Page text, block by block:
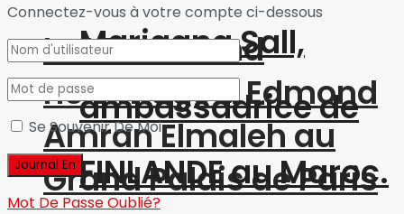
Le Maroc rend
hommage à Edmond
Amran Elmaleh au
Grand Palais de Paris
Marjaana Sall,
ambassadrice de
FINLANDE au Maroc.
Connectez-vous à votre compte ci-dessous
Se Souvenir De Moi
Mot De Passe Oublié?